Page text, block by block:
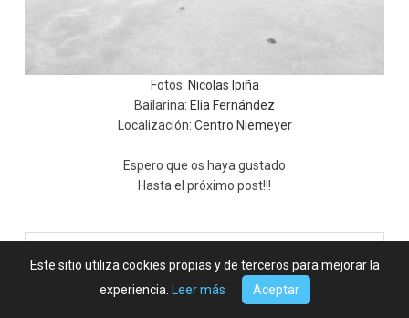
Fotos: Nicolas Ipiña
Bailarina: Elia Fernández
Localización: Centro Niemeyer
Espero que os haya gustado
Hasta el próximo post!!!
Este sitio utiliza cookies propias y de terceros para mejorar la
experiencia.
Leer más Aceptar